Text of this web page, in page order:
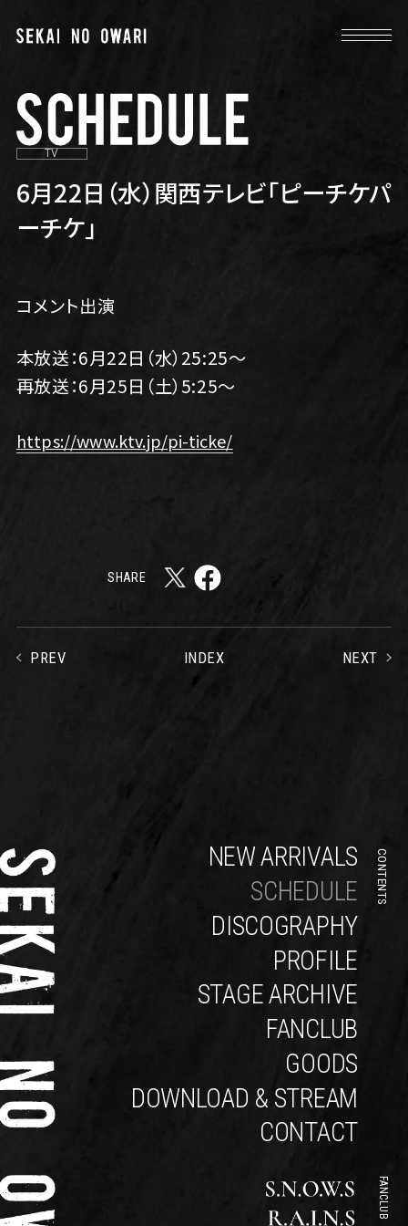
TV
6月22日（水）関西テレビ「ピーチケパ
ーチケ」
コメント出演
本放送：6月22日（水）25:25～
再放送：6月25日（土）5:25～
https://www.ktv.jp/pi-ticke/
SHARE
PREV INDEX NEXT
CONTENTS
NEW ARRIVALS
SCHEDULE
DISCOGRAPHY
PROFILE
STAGE ARCHIVE
FANCLUB
GOODS
DOWNLOAD & STREAM
CONTACT
FANCLUB